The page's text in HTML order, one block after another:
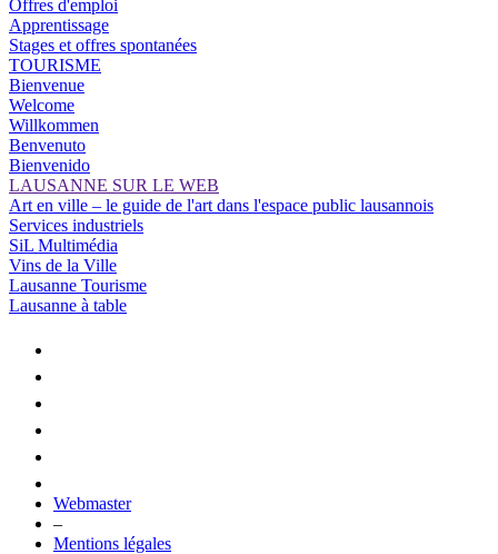
Offres d'emploi
Apprentissage
Stages et offres spontanées
TOURISME
Bienvenue
Welcome
Willkommen
Benvenuto
Bienvenido
LAUSANNE SUR LE WEB
Art en ville – le guide de l'art dans l'espace public lausannois
Services industriels
SiL Multimédia
Vins de la Ville
Lausanne Tourisme
Lausanne à table
Webmaster
–
Mentions légales